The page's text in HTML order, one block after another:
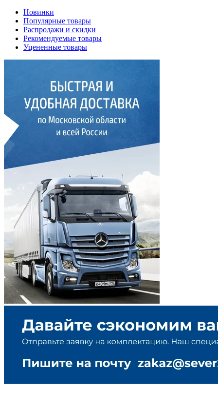
Новинки
Популярные товары
Распродажи и скидки
Рекомендуемые товары
Уцененные товары